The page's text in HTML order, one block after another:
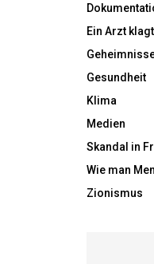
Ein Arzt
Gesundheit
Klima
Medien
Skandal in
Wie man
Zionismus